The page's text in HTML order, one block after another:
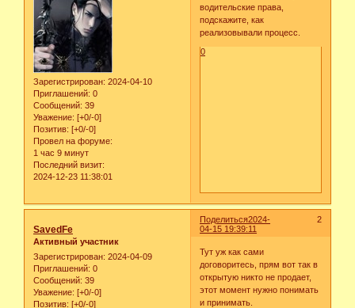
Зарегистрирован: 2024-04-10
Приглашений: 0
Сообщений: 39
Уважение: [+0/-0]
Позитив: [+0/-0]
Провел на форуме:
1 час 9 минут
Последний визит:
2024-12-23 11:38:01
водительские права,
подскажите, как
реализовывали процесс.
0
Поделиться 2
2024-
04-15 19:39:11
SavedFe
Активный участник
Зарегистрирован: 2024-04-09
Приглашений: 0
Сообщений: 39
Уважение: [+0/-0]
Позитив: [+0/-0]
Тут уж как сами
договоритесь, прям вот так в
открытую никто не продает,
этот момент нужно понимать
и принимать.